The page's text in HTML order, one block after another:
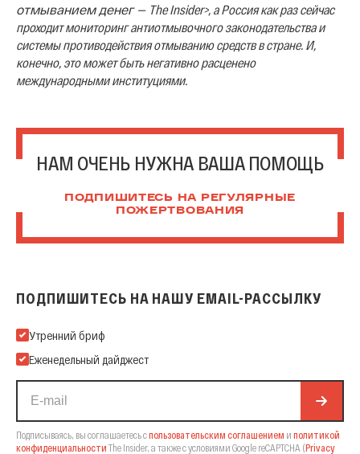
отмыванием денег — The Insider>, а Россия как раз сейчас
проходит мониторинг антиотмывочного законодательства и
системы противодействия отмыванию средств в стране. И,
конечно, это может быть негативно расценено
международными институциями.
НАМ ОЧЕНЬ НУЖНА ВАША ПОМОЩЬ
ПОДПИШИТЕСЬ НА РЕГУЛЯРНЫЕ
ПОЖЕРТВОВАНИЯ
ПОДПИШИТЕСЬ НА НАШУ EMAIL-РАССЫЛКУ
Подпишитесь на нашу Email-рассылку
Утренний бриф
Еженедельный дайджест
Подписываясь, вы соглашаетесь спользовательским соглашением и политикой
конфиденциальности The Insider, а также с условиями Google reCAPTCHA (Privacy